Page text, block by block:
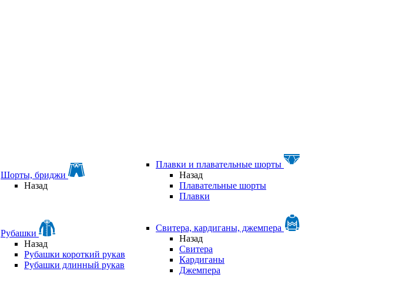
Шорты, бриджи
Назад
Плавки и плавательные шорты
Назад
Плавательные шорты
Плавки
Рубашки
Назад
Рубашки короткий рукав
Рубашки длинный рукав
Свитера, кардиганы, джемпера
Назад
Свитера
Кардиганы
Джемпера